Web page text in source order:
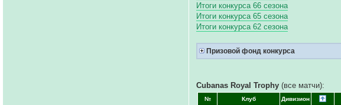
Итоги конкурса 66 сезона
Итоги конкурса 65 сезона
Итоги конкурса 62 сезона
Призовой фонд конкурса
Cubanas Royal Trophy (все матчи):
№ Клуб Дивизион